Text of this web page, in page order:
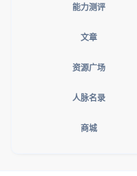
能力测评
文章
资源广场
人脉名录
商城